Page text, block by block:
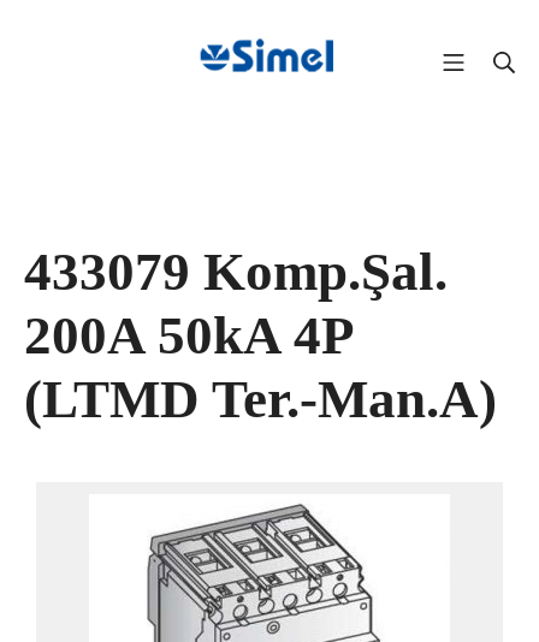
433079 Komp.Şal.
200A 50kA 4P
(LTMD Ter.-Man.A)